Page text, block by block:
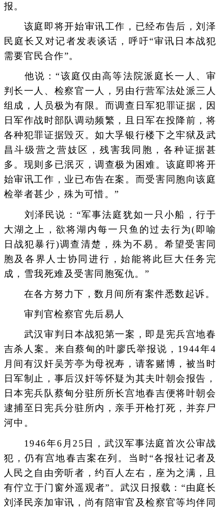
报。
该庭即将开始审讯工作，已经布告后，刘泽
民庭长又对记者发表谈话，呼吁“审讯日本战犯
需要官民合作”。
他说：“该庭仅由高等法院派庭长一人、审
判长一人、检察官一人，另由行营军法处派三人
组成，人员极为有限。而调查日军犯罪证据，因
日军作战时部队调动频繁，且日军在投降前，将
各种犯罪证据毁灭。如大孚银行楼下之牢狱及武
昌斗级营之营妓区，残害我同胞，各种证据甚
多。现则多已泯灭，调查极为困难。该庭即将开
始审讯工作，业已布告在案。而受害同胞向该庭
检举者甚少，殊为可惜。”
刘泽民说：“军事法庭犹如一只小船，行于
大湖之上，欲将湖内每一只鱼的过去行为(即喻
日战犯暴行)调查清楚，殊为不易。希望受害同
胞及各界人士协同进行，始能将此巨大任务完
成，雪我死难及受害同胞冤仇。”
在各方努力下，数月间所有案件悉数起诉。
审判官检察官先后易人
武汉审判日本战犯第一案，即是宪兵宫地春
吉杀人案。来自蔡甸的叶廖氏举报说，1944年4
月间有汉奸吴芳亭为母祝寿，请客赌博，被当时
日军制止，事后汉奸等怀疑为其夫叶朝会报告，
日本宪兵队蔡甸分驻所所长宫地春吉便将叶朝会
逮捕至日宪兵分驻所内，亲手开枪打死，并弃尸
河中。
1946年6月25日，武汉军事法庭首次公审战
犯，仍有宫地春吉案在列。当时“各报社记者及
人民之自由旁听者，约百人左右，座为之满，且
有佇立于门窗外遥观者”。武汉日报载：“由庭长
刘泽民亲加审讯，尚有陪审官及检察官等均伴同